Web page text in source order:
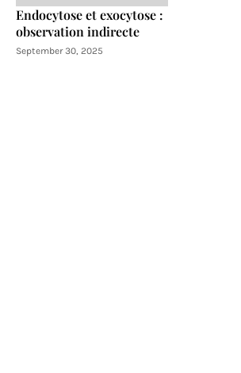
Endocytose et exocytose :
observation indirecte
September 30, 2025